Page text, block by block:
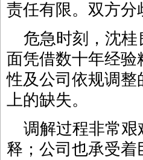
责任有限。双方分
危急时刻，沈
面凭借数十年经验
性及公司依规调
上的缺失。
调解过程非常
释；公司也承受